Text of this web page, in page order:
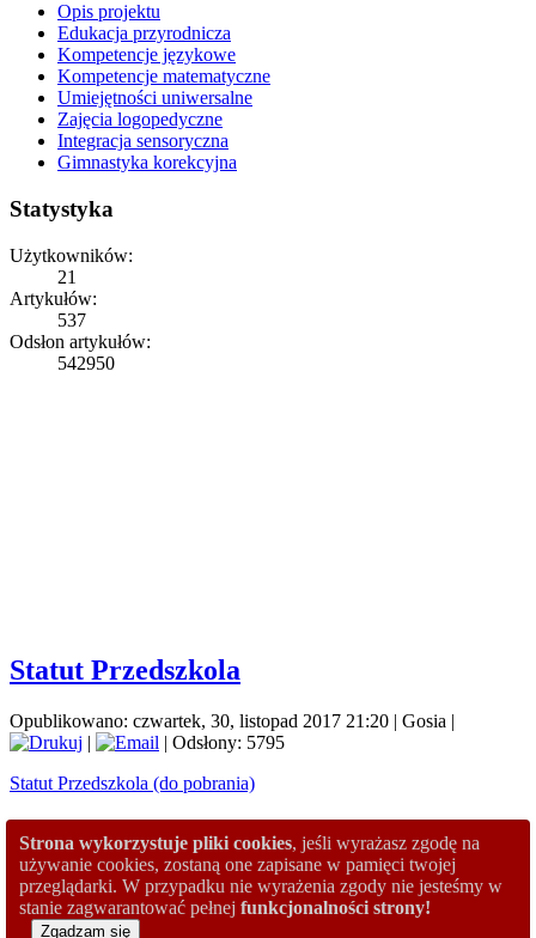
Strona wykorzystuje pliki cookies, jeśli wyrażasz zgodę na
używanie cookies, zostaną one zapisane w pamięci twojej
przeglądarki. W przypadku nie wyrażenia zgody nie jesteśmy w
stanie zagwarantować pełnej funkcjonalności strony!
Zgadzam się
Opis projektu
Edukacja przyrodnicza
Kompetencje językowe
Kompetencje matematyczne
Umiejętności uniwersalne
Zajęcia logopedyczne
Integracja sensoryczna
Gimnastyka korekcyjna
Statystyka
Użytkowników:
21
Artykułów:
537
Odsłon artykułów:
542950
Statut Przedszkola
Opublikowano: czwartek, 30, listopad 2017 21:20 | Gosia |
|
| Odsłony: 5795
Statut Przedszkola (do pobrania)
« poprz.
nast. »
Kategoria:Informacje Stałe
Copyright © 2012.